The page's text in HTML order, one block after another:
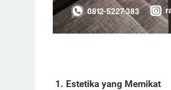
1. Estetika yang Memikat